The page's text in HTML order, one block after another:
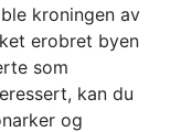
kroningen av
erobret byen
som
kan du
og